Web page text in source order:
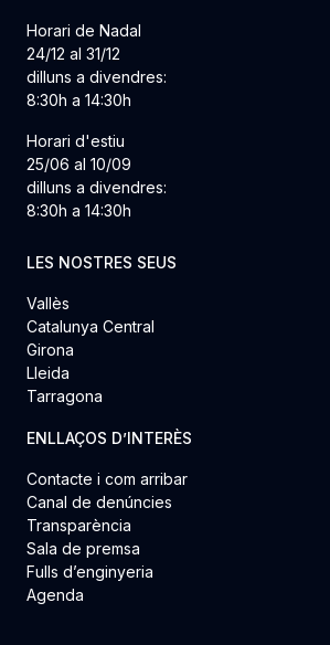
Horari de Nadal
24/12 al 31/12
dilluns a divendres:
8:30h a 14:30h
Horari d'estiu
25/06 al 10/09
dilluns a divendres:
8:30h a 14:30h
LES NOSTRES SEUS
Vallès
Catalunya Central
Girona
Lleida
Tarragona
ENLLAÇOS D’INTERÈS
Contacte i com arribar
Canal de denúncies
Transparència
Sala de premsa
Fulls d’enginyeria
Agenda